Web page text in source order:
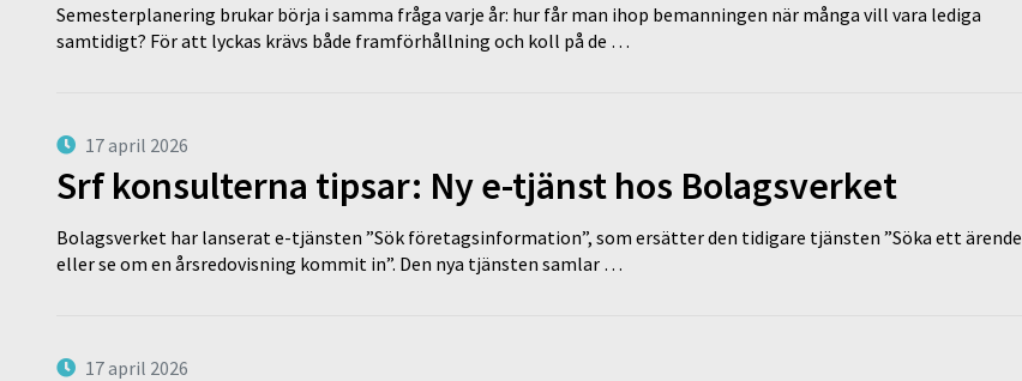
Semesterplanering brukar börja i samma fråga varje år: hur får man ihop bemanningen när många vill vara lediga
samtidigt? För att lyckas krävs både framförhållning och koll på de …
17 april 2026
Srf konsulterna tipsar: Ny e-tjänst hos Bolagsverket
Bolagsverket har lanserat e-tjänsten ”Sök företagsinformation”, som ersätter den tidigare tjänsten ”Söka ett ärende
eller se om en årsredovisning kommit in”. Den nya tjänsten samlar …
17 april 2026